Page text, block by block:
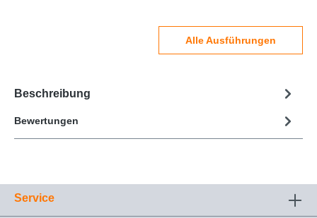
Alle Ausführungen
Beschreibung
Bewertungen
Service